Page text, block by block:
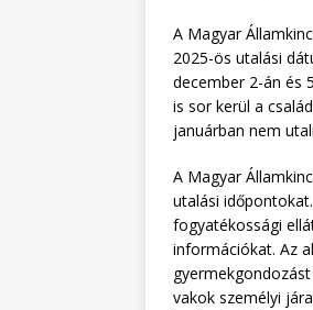
A Magyar
2025-ös utalási
december 2-án és
is sor kerül a
januárban nem
A Magyar
utalási
fogyatékossági
információkat. Az
vakok személyi